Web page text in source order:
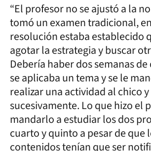
“El profesor no se ajustó a la
tomó un examen tradicional,
resolución estaba establecido
agotar la estrategia y buscar
Debería haber dos semanas
se aplicaba un tema y se le
realizar una actividad al chico y
sucesivamente. Lo que hizo el
mandarlo a estudiar los dos
cuarto y quinto a pesar de que
contenidos tenían que ser